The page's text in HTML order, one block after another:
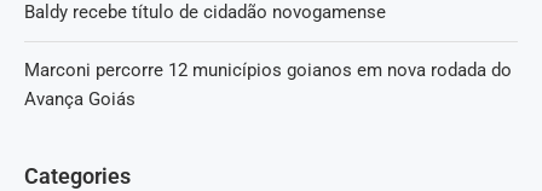
Baldy recebe título de cidadão novogamense
Marconi percorre 12 municípios goianos em nova rodada do
Avança Goiás
Categories